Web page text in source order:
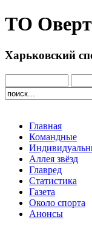
ТО
Харьковский
Главная
Командные
Аллея звёзд
Главред
Статистика
Газета
Около спорта
Анонсы